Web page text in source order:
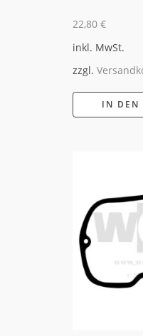
22,80 €
inkl. MwSt.
zzgl.
IN DEN